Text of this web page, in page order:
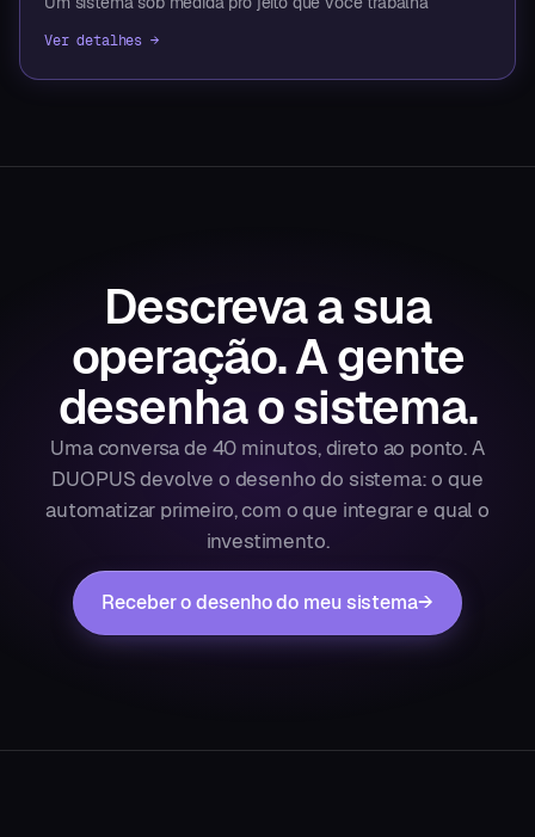
Ver detalhes →
Descreva a sua
operação.A gente
desenha o sistema.
Uma conversa de 40 minutos, direto ao ponto. A
DUOPUS devolve o desenho do sistema: o que
automatizar primeiro, com o que integrar e qual o
investimento.
Receber o desenho do meu sistema→